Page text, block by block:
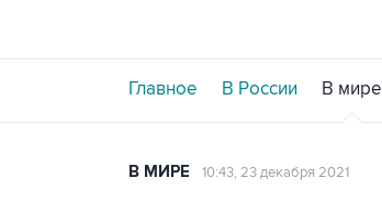
Главное В России В мире
В МИРЕ 10:43, 23 декабря 2021